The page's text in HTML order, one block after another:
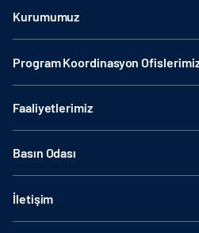
Kurumumuz
Program Koordinasyon
Faaliyetlerimiz
Basın Odası
İletişim